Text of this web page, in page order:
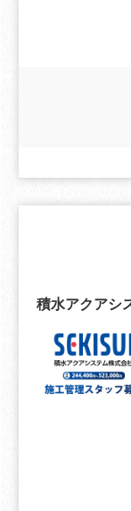
積水アクアシ